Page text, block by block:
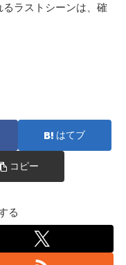
ラストシーンは、確
はてブ
コピー
る